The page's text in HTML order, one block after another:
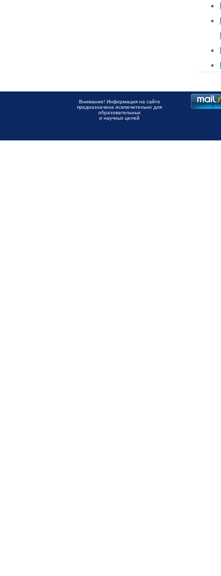
Внимание! Информация на сайте
предназначена исключительно для
образовательных
и научных целей